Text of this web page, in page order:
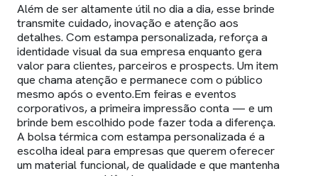
Além de ser altamente útil no dia a dia, esse brinde
transmite cuidado, inovação e atenção aos
detalhes. Com estampa personalizada, reforça a
identidade visual da sua empresa enquanto gera
valor para clientes, parceiros e prospects. Um item
que chama atenção e permanece com o público
mesmo após o evento.Em feiras e eventos
corporativos, a primeira impressão conta — e um
brinde bem escolhido pode fazer toda a diferença.
A bolsa térmica com estampa personalizada é a
escolha ideal para empresas que querem oferecer
um material funcional, de qualidade e que mantenha